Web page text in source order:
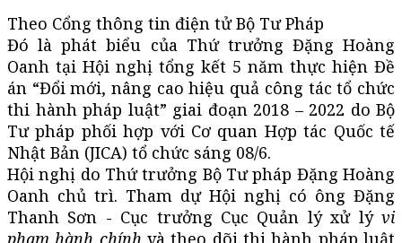
Theo Cổng thông tin điện tử Bộ Tư Pháp
Đó là phát biểu của Thứ trưởng Đặng Hoàng
Oanh tại Hội nghị tổng kết 5 năm thực hiện Đề
án “Đổi mới, nâng cao hiệu quả công tác tổ chức
thi hành pháp luật” giai đoạn 2018 – 2022 do Bộ
Tư pháp phối hợp với Cơ quan Hợp tác Quốc tế
Nhật Bản (JICA) tổ chức sáng 08/6.
Hội nghị do Thứ trưởng Bộ Tư pháp Đặng Hoàng
Oanh chủ trì. Tham dự Hội nghị có ông Đặng
Thanh Sơn - Cục trưởng Cục Quản lý xử lý vi
phạm hành chínhvà theo dõi thi hành pháp luật